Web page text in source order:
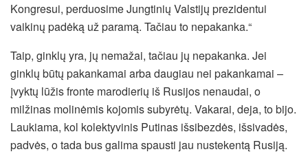
Kongresui, perduosime Jungtinių Valstijų prezidentui
vaikinų padėką už paramą. Tačiau to nepakanka.“
Taip, ginklų yra, jų nemažai, tačiau jų nepakanka. Jei
ginklų būtų pakankamai arba daugiau nei pakankamai –
įvyktų lūžis fronte marodierių iš Rusijos nenaudai, o
milžinas molinėmis kojomis subyrėtų. Vakarai, deja, to bijo.
Laukiama, kol kolektyvinis Putinas išsibezdės, išsivadės,
padvės, o tada bus galima spausti jau nustekentą Rusiją.